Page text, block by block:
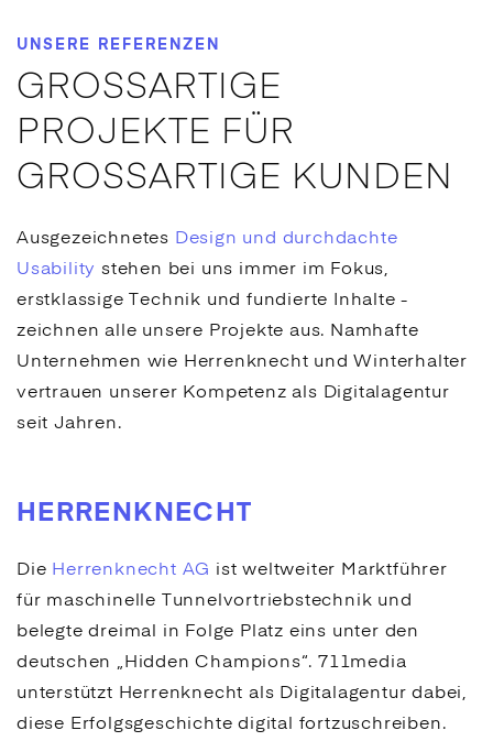
UNSERE REFERENZEN
GROSSARTIGE
PROJEKTE FÜR
GROSSARTIGE KUNDEN
Ausgezeichnetes Design und durchdachte
Usability stehen bei uns immer im Fokus,
erstklassige Technik und fundierte Inhalte -
zeichnen alle unsere Projekte aus. Namhafte
Unternehmen wie Herrenknecht und Winterhalter
vertrauen unserer Kompetenz als Digitalagentur
seit Jahren.
HERRENKNECHT
Die Herrenknecht AG ist weltweiter Marktführer
für maschinelle Tunnelvortriebstechnik und
belegte dreimal in Folge Platz eins unter den
deutschen „Hidden Champions“. 711media
unterstützt Herrenknecht als Digitalagentur dabei,
diese Erfolgsgeschichte digital fortzuschreiben.